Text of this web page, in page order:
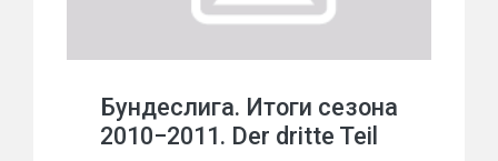
Бундеслига. Итоги сезона
2010−2011. Der dritte Teil